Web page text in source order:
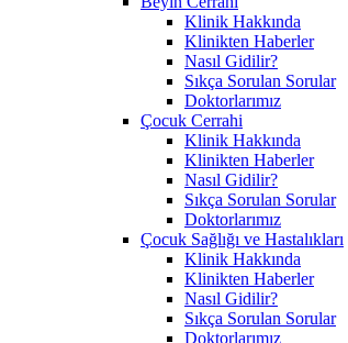
Klinik Hakkında
Klinikten Haberler
Nasıl Gidilir?
Sıkça Sorulan Sorular
Doktorlarımız
Çocuk Cerrahi
Klinik Hakkında
Klinikten Haberler
Nasıl Gidilir?
Sıkça Sorulan Sorular
Doktorlarımız
Çocuk Sağlığı ve Hastalıkları
Klinik Hakkında
Klinikten Haberler
Nasıl Gidilir?
Sıkça Sorulan Sorular
Doktorlarımız